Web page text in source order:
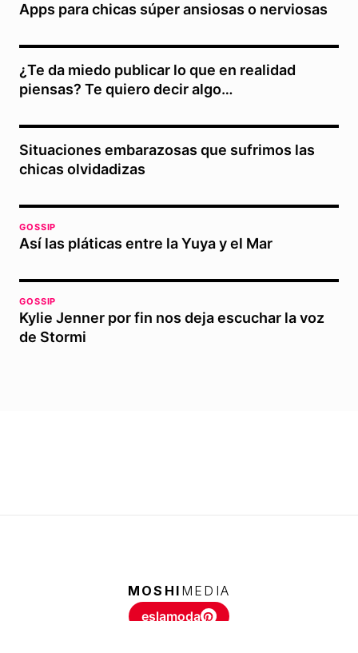
Apps para chicas súper ansiosas o nerviosas
¿Te da miedo publicar lo que en realidad
piensas? Te quiero decir algo…
Situaciones embarazosas que sufrimos las
chicas olvidadizas
GOSSIP
Así las pláticas entre la Yuya y el Mar
GOSSIP
Kylie Jenner por fin nos deja escuchar la voz
de Stormi
MOSHI MEDIA
eslamoda